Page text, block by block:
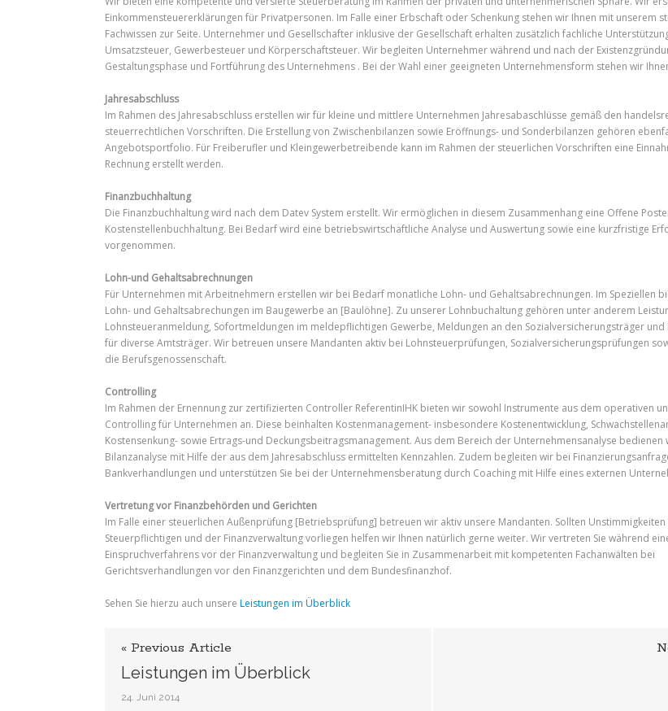
Einkommensteuererklärungen für Privatpersonen. Im Falle einer Erbschaft oder Schenkung stehen wir Ihnen mit unserem
Fachwissen zur Seite. Unternehmer und Gesellschafter inklusive der Gesellschaft erhalten zusätzlich fachliche
Umsatzsteuer, Gewerbesteuer und Körperschaftsteuer. Wir begleiten Unternehmer während und nach der
Gestaltungsphase und Fortführung des Unternehmens . Bei der Wahl einer geeigneten Unternehmensform stehen wir
Jahresabschluss
Im Rahmen des Jahresabschluss erstellen wir für kleine und mittlere Unternehmen Jahresabaschlüsse gemäß den
steuerrechtlichen Vorschriften. Die Erstellung von Zwischenbilanzen sowie Eröffnungs- und Sonderbilanzen gehören
Angebotsportfolio. Für Freiberufler und Kleingewerbetreibende kann im Rahmen der steuerlichen Vorschriften eine
Rechnung erstellt werden.
Finanzbuchhaltung
Die Finanzbuchhaltung wird nach dem Datev System erstellt. Wir ermöglichen in diesem Zusammenhang eine Offene
Kostenstellenbuchhaltung. Bei Bedarf wird eine betriebswirtschaftliche Analyse und Auswertung sowie eine kurzfristige
vorgenommen.
Lohn-und Gehaltsabrechnungen
Für Unternehmen mit Arbeitnehmern erstellen wir bei Bedarf monatliche Lohn- und Gehaltsabrechnungen. Im Speziellen
Lohn- und Gehaltsabrechungen im Baugewerbe an [Baulöhne]. Zu unserer Lohnbuchaltung gehören unter anderem
Lohnsteueranmeldung, Sofortmeldungen im meldepflichtigen Gewerbe, Meldungen an den Sozialversicherungsträger und
für diverse Amtsträger. Wir betreuen unsere Mandanten aktiv bei Lohnsteuerprüfungen, Sozialversicherungsprüfungen
die Berufsgenossenschaft.
Controlling
Im Rahmen der Ernennung zur zertifizierten Controller ReferentinIHK bieten wir sowohl Instrumente aus dem operativen
Controlling für Unternehmen an. Diese beinhalten Kostenmanagement- insbesondere Kostenentwicklung,
Kostensenkung- sowie Ertrags-und Deckungsbeitragsmanagement. Aus dem Bereich der Unternehmensanalyse bedienen
Bilanzanalyse mit Hilfe der aus dem Jahresabschluss ermittelten Kennzahlen. Zudem begleiten wir bei
Bankverhandlungen und unterstützen Sie bei der Unternehmensberatung durch Coaching mit Hilfe eines externen
Vertretung vor Finanzbehörden und Gerichten
Im Falle einer steuerlichen Außenprüfung [Betriebsprüfung] betreuen wir aktiv unsere Mandanten. Sollten Unstimmigkeiten
Steuerpflichtigen und der Finanzverwaltung vorliegen helfen wir Ihnen natürlich gerne weiter. Wir vertreten Sie während
Einspruchverfahrens vor der Finanzverwaltung und begleiten Sie in Zusammenarbeit mit kompetenten Fachanwälten bei
Gerichtsverhandlungen vor den Finanzgerichten und dem Bundesfinanzhof.
Sehen Sie hierzu auch unsere Leistungen im Überblick
« Previous Article
Leistungen im Überblick
24. Juni 2014